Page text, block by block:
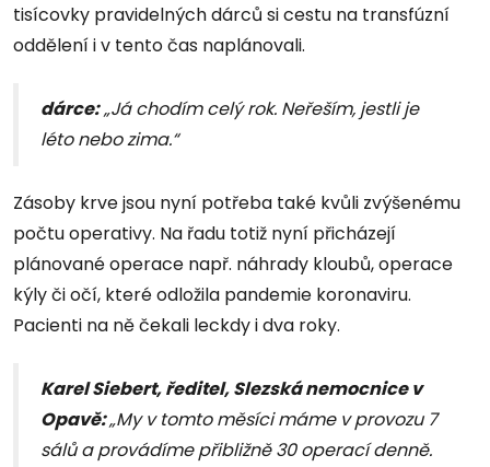
tisícovky pravidelných dárců si cestu na transfúzní
oddělení i v tento čas naplánovali.
dárce:„Já chodím celý rok. Neřeším, jestli je
léto nebo zima.“
Zásoby krve jsou nyní potřeba také kvůli zvýšenému
počtu operativy. Na řadu totiž nyní přicházejí
plánované operace např. náhrady kloubů, operace
kýly či očí, které odložila pandemie koronaviru.
Pacienti na ně čekali leckdy i dva roky.
Karel Siebert, ředitel, Slezská nemocnice v
Opavě:„My v tomto měsíci máme v provozu 7
sálů a provádíme přibližně 30 operací denně.